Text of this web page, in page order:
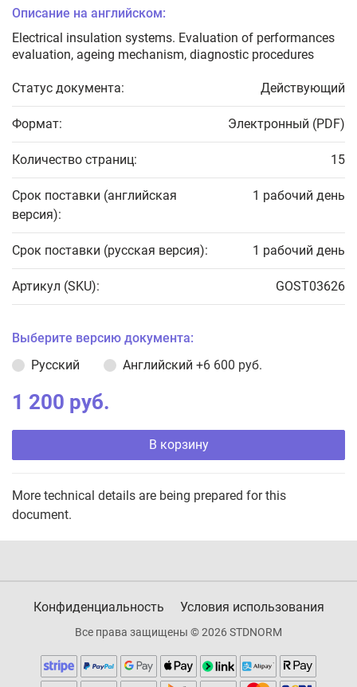
Описание на английском:
Electrical insulation systems. Evaluation of performances
evaluation, ageing mechanism, diagnostic procedures
Статус документа: Действующий
Формат: Электронный (PDF)
Количество страниц: 15
Срок поставки (английская
версия):
1 рабочий день
Срок поставки (русская версия): 1 рабочий день
Артикул (SKU): GOST03626
Выберите версию документа:
Русский
Английский +6 600 руб.
1 200 руб.
В корзину
More technical details are being prepared for this
document.
Конфиденциальность Условия использования
Все права защищены © 2026 STDNORM